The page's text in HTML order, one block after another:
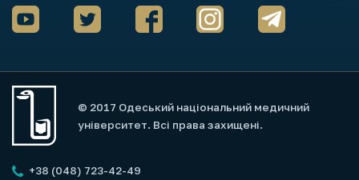
© 2017 Одеський національний медичний
університет. Всі права захищені.
+38 (048) 723-42-49